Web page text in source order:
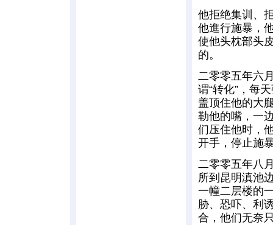
他拒绝集训、
他進行施暴，
使他头枕部头
的。
二零零五年六
谓“转化”，每
盖顶住他的大
勒他的嘴，一
们压住他时，
开手，停止施
二零零五年八
所到昆明滇池
一幢二层楼的
胁、恐吓、利
合，他们无奈